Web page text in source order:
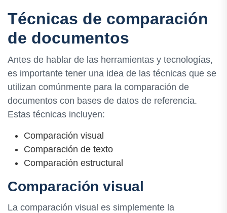
Técnicas de comparación
de documentos
Antes de hablar de las herramientas y tecnologías,
es importante tener una idea de las técnicas que se
utilizan comúnmente para la comparación de
documentos con bases de datos de referencia.
Estas técnicas incluyen:
Comparación visual
Comparación de texto
Comparación estructural
Comparación visual
La comparación visual es simplemente la